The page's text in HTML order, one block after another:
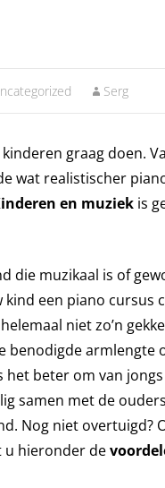
Serg
graag doen.
wat realistischer
en muziek is
die muzikaal is of
een piano cursus
niet zo’n
benodigde armlengte
het beter om van
samen met de
Nog niet overtuigd?
u hieronder de